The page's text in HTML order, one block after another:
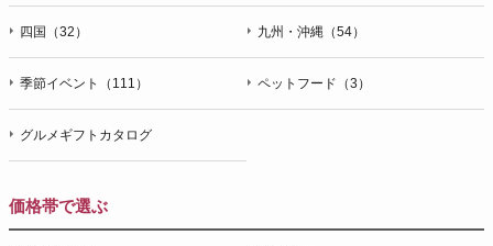
四国（32） 九州・沖縄（54）
季節イベント（111） ペットフード（3）
グルメギフトカタログ
価格帯で選ぶ